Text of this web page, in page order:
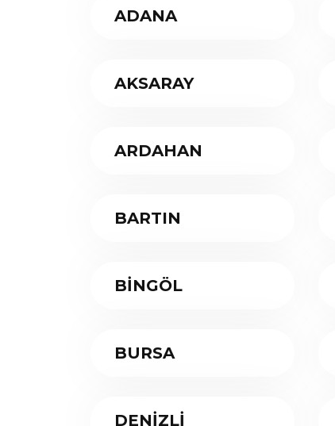
ADANA
AKSARAY
ARDAHAN
BARTIN
BİNGÖL
BURSA
DENİZLİ